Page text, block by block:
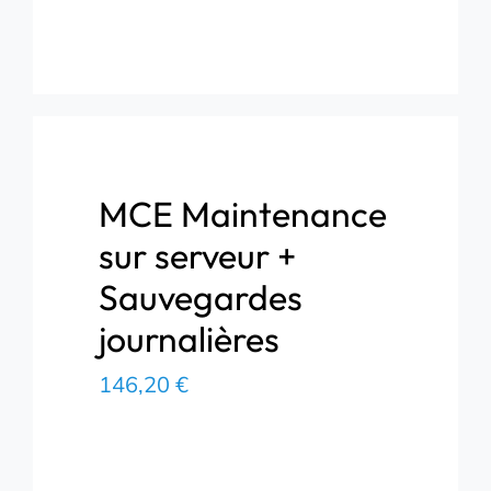
MCE Maintenance
sur serveur +
Sauvegardes
journalières
146,20 €